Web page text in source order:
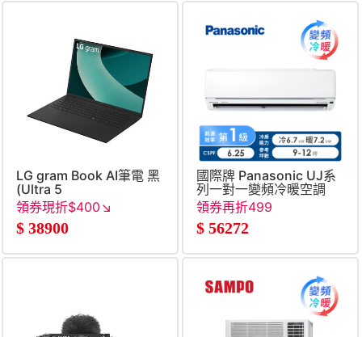
LG gram Book AI筆電 黑
(Ultra 5
226V&#47;16G&#47;512G&#47;Win11)
領券現折$400↘
$ 38900
國際牌 Panasonic UJ系
列一對一變頻冷暖空調
領券再折499
$ 56272